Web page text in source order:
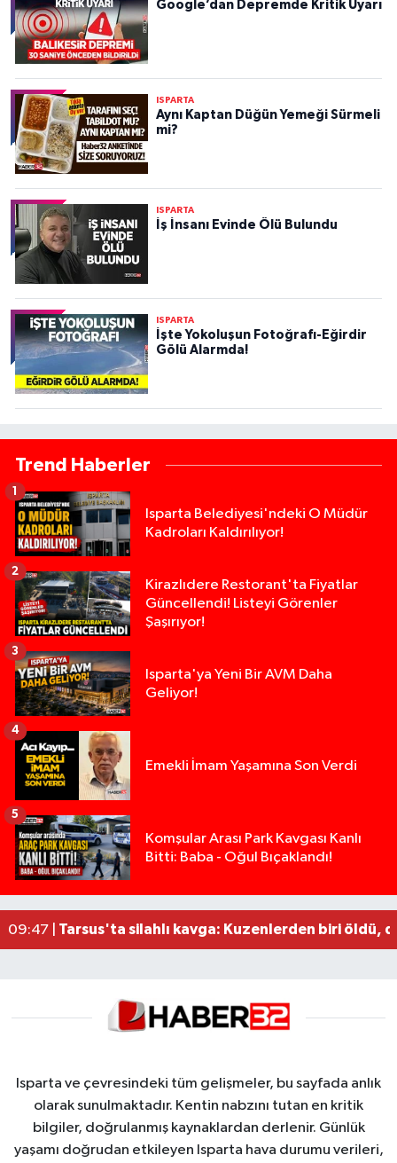
Google’dan Depremde Kritik Uyarı
ISPARTA
Aynı Kaptan Düğün Yemeği Sürmeli
mi?
ISPARTA
İş İnsanı Evinde Ölü Bulundu
ISPARTA
İşte Yokoluşun Fotoğrafı-Eğirdir
Gölü Alarmda!
Trend Haberler
Isparta Belediyesi'ndeki O Müdür
Kadroları Kaldırılıyor!
1
Kirazlıdere Restorant'ta Fiyatlar
Güncellendi! Listeyi Görenler
Şaşırıyor!
2
Isparta'ya Yeni Bir AVM Daha
Geliyor!
3
Emekli İmam Yaşamına Son Verdi
4
Komşular Arası Park Kavgası Kanlı
Bitti: Baba - Oğul Bıçaklandı!
5
02:19 |14 ve 16 Yaşlarındaki Kız Kardeşlerden Haber
17:30 |Demirkapı Tüneli'nde feci kaza: Yaşlı çift
15:00 |Takla atan otomobil palmiye ağacına çarptı: 1
09:47 | Tarsus'ta silahlı kavga: Kuzenlerden biri öldü,
Isparta ve çevresindeki tüm gelişmeler, bu sayfada anlık
olarak sunulmaktadır. Kentin nabzını tutan en kritik
bilgiler, doğrulanmış kaynaklardan derlenir. Günlük
yaşamı doğrudan etkileyen Isparta hava durumu verileri,